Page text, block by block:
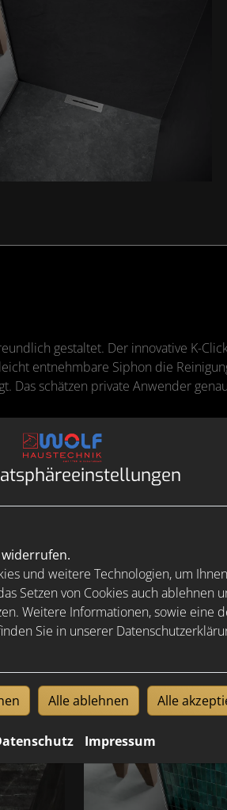
gestaltet. Der innovative K-
entnehmbare Siphon die
Das schätzen private Anwender
Zwei unterschiedliche
sichere Abdichtung und
und weitere Technologien, um
Setzen von Cookies auch ablehnen
Weitere Informationen, sowie eine
Sie in unserer
Alle ablehnen Alle
Impressum